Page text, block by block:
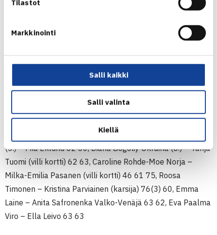
Tilastot
Markkinointi
Salli kaikki
Salli valinta
Kiellä
erävoiton nimiinsä luvuin 6-3.
Savitaipale Ladies Open
Naisten 10.000$ ITF-turnaus
27.7.-3.8.2014 Savitaipale
Kaksinpeli
1.kierrosta: Natalia Belova Venäjä (karsija) – Elina
Joronen (villi kortti) 61 61, Helene Scholsen Belgia –
Nanette Nylund (villi kortti) 62 62, Liubov Vasilyeva Venäjä
(3.) – Mia Eklund 62 60, Diana Bogoliy Ukraina (8.) – Tanja
Tuomi (villi kortti) 62 63, Caroline Rohde-Moe Norja –
Milka-Emilia Pasanen (villi kortti) 46 61 75, Roosa
Timonen – Kristina Parviainen (karsija) 76(3) 60, Emma
Laine – Anita Safronenka Valko-Venäjä 63 62, Eva Paalma
Viro – Ella Leivo 63 63